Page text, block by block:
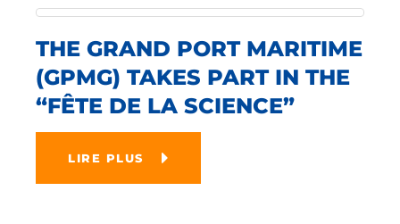
THE GRAND PORT MARITIME
(GPMG) TAKES PART IN THE
“FÊTE DE LA SCIENCE”
LIRE PLUS